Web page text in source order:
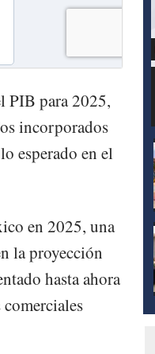
PIB para 2025,
incorporados
esperado en el
en 2025, una
la proyección
hasta ahora